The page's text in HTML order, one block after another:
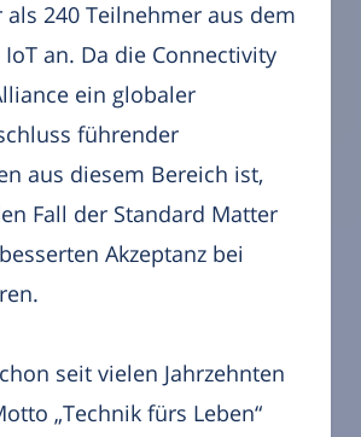
240 Teilnehmer aus dem
an. Da die Connectivity
ein globaler
führender
aus diesem Bereich ist,
Fall der Standard Matter
Akzeptanz bei
seit vielen Jahrzehnten
„Technik fürs Leben“